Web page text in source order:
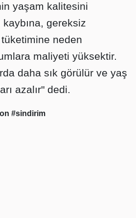
yaşam kalitesini
gereksiz
neden
maliyeti yüksektir.
daha sık görülür ve yaş
azalır" dedi.
#sindirim